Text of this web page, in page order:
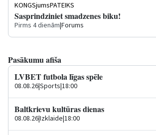
KONGSjumsPATEIKS
Sasprindziniet smadzenes biku!
Pirms 4 dienām|Forums
Pasākumu afiša
LVBET futbola līgas spēle
08.08.26|Sports|18:00
Baltkrievu kultūras dienas
08.08.26|Izklaide|18:00